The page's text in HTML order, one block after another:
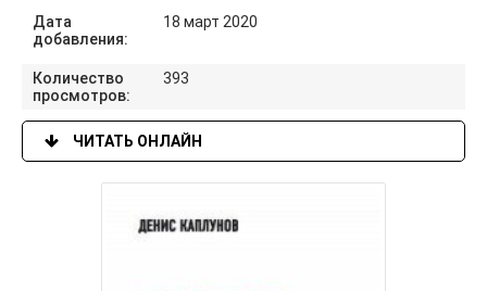
Дата
добавления:
18 март 2020
Количество
просмотров:
393
ЧИТАТЬ ОНЛАЙН